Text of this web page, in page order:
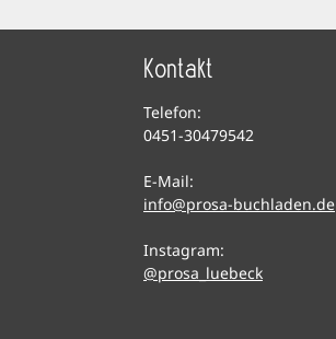
Kontakt
Telefon:
0451-30479542
E-Mail:
info@prosa-buchladen.de
Instagram:
@prosa_luebeck